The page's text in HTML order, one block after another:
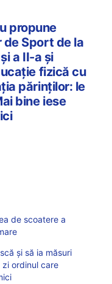
propune
Sport de la
a II-a și
fizică cu
părinților: le
bine iese
de scoatere a
și să ia măsuri
ordinul care